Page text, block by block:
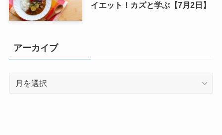
イエット！カズと学ぶ【7月2日】
アーカイブ